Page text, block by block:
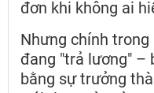
đơn khi không ai
Nhưng chính trong
đang "trả lương" –
bằng sự trưởng